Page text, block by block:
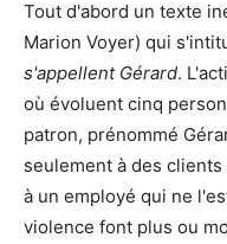
Tout d'abord un texte
Marion Voyer) qui
s'appellent Gérard.
où évoluent cinq
patron, prénommé
seulement à des
à un employé qui ne
violence font plus ou